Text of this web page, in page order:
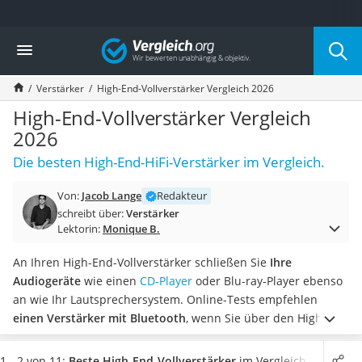
Die beliebtesten Vergleiche nach Kategorie
Elektronik
Powerstation
Monitor 32 Zoll 4K
Fernseher
Drucker
Desktop-PC
Monitor
Laser-Multifunktionsdrucker
Powerline-Adapter
Powerstation mit Solarpanel
Gaming-PC
Soundbar
17-Zoll-Laptop
Satellitenschüssel
Gaming-Headset
Vergleich
Verstärker High-End-Vollverstärker Vergleich 2026
High-End-Vollverstärker Vergleich
2026
Die besten High-End-HiFi-Verstärker im Vergleich.
Von: Jacob Lange
Redakteur
schreibt über:Verstärker
Lektorin: Monique B.
An Ihren High-End-Vollverstärker schließen Sie Ihre
Audiogeräte wie einen CD-Player oder Blu-ray-Player ebenso
an wie Ihr Lautsprechersystem. Online-Tests empfehlen
einen Verstärker mit Bluetooth, wenn Sie über den High-
End-Vollverstärker auch Musik streamen möchten. Als Audio-
Eingang stehen Ihnenanaloge und digitale Anschlüsse
zur